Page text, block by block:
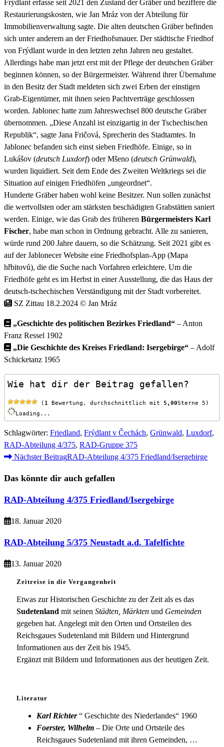
Frýdlant erfasse seit 2021 den Zustand der Gräber und beziffere die
Restaurierungskosten, wie Jan Mráz von der Abteilung für
Immobilienverwaltung sagte. Die alten deutschen Gräber befinden
sich unter anderem an der Friedhofsmauer. Der städtische Friedhof
von Frýdlant wurde in den letzten zehn Jahren neu gestaltet.
Allerdings habe man jetzt erst mit der Pflege der deutschen Gräber
beginnen können, so der Bürgermeister. Während ihrer Übernahme
in den Besitz der Stadt meldeten sich zwei Erben der einstigen
Grab-Eigentümer, mit ihnen seien Pachtverträge geschlossen
worden. Jablonec hatte zum Jahreswechsel 800 deutsche Gräber
übernommen. „Diese Anzahl ist einzigartig in der Tschechischen
Republik“, sagte Jana Fričová, Sprecherin des Stadtamtes. In
Jablonec befanden sich einst sieben Friedhöfe. Einige, so in
Lukášov (deutsch Luxdorf) oder Mšeno (deutsch Grünwald),
wurden liquidiert. Seit dem Ende des Zweiten Weltkriegs sei die
Situation auf einigen Friedhöfen „ungeordnet“.
Hunderte Gräber haben wohl keine Besitzer. Nun sollen zunächst
die wertvollsten oder am stärksten beschädigten Grabstätten saniert
werden. Einige, wie das Grab des früheren Bürgermeisters Karl
Fischer, habe man schon in Ordnung gebracht. Alle zu sanieren,
würde rund 200 Jahre dauern, so die Schätzung. Seit 2021 gibt es
auf der Jablonecer Website eine Friedhofsplan-App (Mapa
hřbitovů), die die Suche nach Vorfahren erleichtere. Um die
Friedhöfe geht es im Herbst in einer Ausstellung, die das Haus der
deutsch-tschechischen Verständigung mit der Stadt vorbereitet.
SZ Zittau 18.2.2024 © Jan Mráz
„Geschichte des politischen Bezirkes Friedland“ – Anton
Franz Ressel 1902
„Die Geschichte des Kreises Friedland: Isergebirge“ – Adolf
Schicketanz 1965
Wie hat dir der Beitrag gefallen?
( 1 Bewertung, durchschnittlich mit 5,00Sterne 5)
Loading...
Schlagwörter: Friedland, Frýdlant v Čechách, Grünwald, Luxdorf,
RAD-Abteilung 4/375, RAD-Gruppe 375
Weitere
Nächster BeitragRAD-Abteilung 4/375 Friedland/Isergebirge
Das könnte dir auch gefallen
RAD-Abteilung 4/375 Friedland/Isergebirge
18. Januar 2020
RAD-Abteilung 5/375 Neustadt a.d. Tafelfichte
13. Januar 2020
Zeitreise in die Vergangenheit
Etwas zur Historischen Geschichte zu der Zeit als es das
Sudetenland mit seinen Städten, Märkten und Gemeinden
gegeben hat. Angelegt mit den Orten und Ortsteilen des
Reichsgaues Sudetenland mit Bildern und Hintergrund
Informationen aus der Zeit bis 1945.
Ergänzt mit Bildern und Informationen aus der heutigen Zeit.
Literatur
Karl Richter“ Geschichte des Niederlandes“ 1960
Foerster, Wilhelm – Die Orte und Ortsteile des
Reichsgaues Sudetenland mit ihren Gemeinden, …